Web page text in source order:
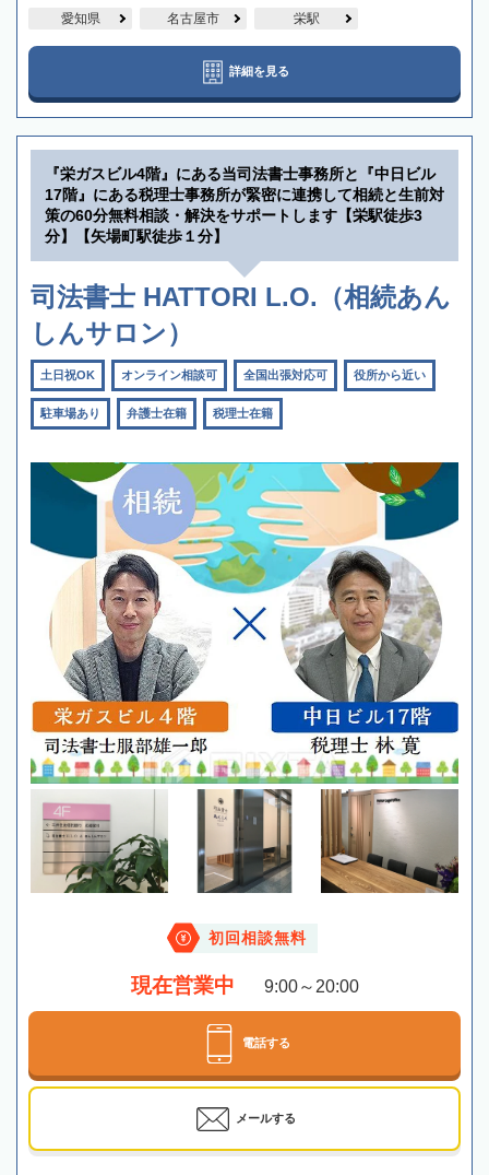
愛知県 名古屋市 栄駅
詳細を見る
『栄ガスビル4階』にある当司法書士事務所と『中日ビル
17階』にある税理士事務所が緊密に連携して相続と生前対
策の60分無料相談・解決をサポートします【栄駅徒歩3
分】【矢場町駅徒歩１分】
司法書士 HATTORI L.O.（相続あん
しんサロン）
土日祝OK オンライン相談可 全国出張対応可 役所から近い
駐車場あり 弁護士在籍 税理士在籍
初回相談無料
現在営業中 9:00～20:00
電話する
メールする